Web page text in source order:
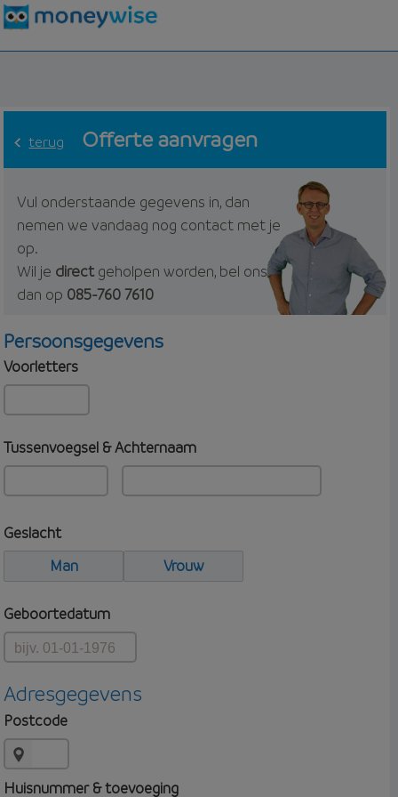
terug Offerte aanvragen
Vul onderstaande gegevens in, dan
nemen we vandaag nog contact met je
op.
Wil je directgeholpen worden, bel ons
dan op 085-760 7610
Persoonsgegevens
Voorletters
Tussenvoegsel & Achternaam
Geslacht
Man
Vrouw
Geboortedatum
Adresgegevens
Postcode
Huisnummer & toevoeging